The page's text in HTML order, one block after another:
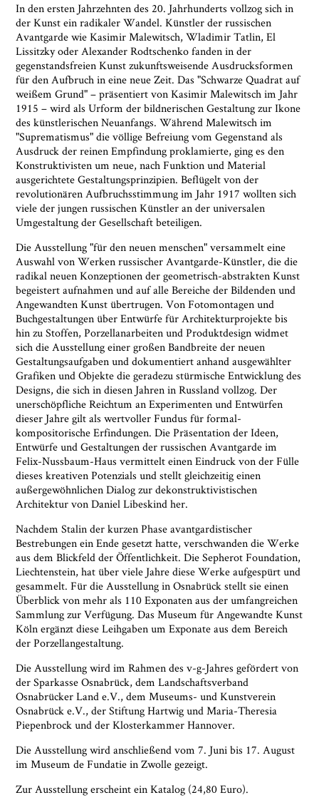
In den ersten Jahrzehnten des 20. Jahrhunderts vollzog sich in
der Kunst ein radikaler Wandel. Künstler der russischen
Avantgarde wie Kasimir Malewitsch, Wladimir Tatlin, El
Lissitzky oder Alexander Rodtschenko fanden in der
gegenstandsfreien Kunst zukunftsweisende Ausdrucksformen
für den Aufbruch in eine neue Zeit. Das "Schwarze Quadrat auf
weißem Grund" – präsentiert von Kasimir Malewitsch im Jahr
1915 – wird als Urform der bildnerischen Gestaltung zur Ikone
des künstlerischen Neuanfangs. Während Malewitsch im
"Suprematismus" die völlige Befreiung vom Gegenstand als
Ausdruck der reinen Empfindung proklamierte, ging es den
Konstruktivisten um neue, nach Funktion und Material
ausgerichtete Gestaltungsprinzipien. Beflügelt von der
revolutionären Aufbruchsstimmung im Jahr 1917 wollten sich
viele der jungen russischen Künstler an der universalen
Umgestaltung der Gesellschaft beteiligen.
Die Ausstellung "für den neuen menschen" versammelt eine
Auswahl von Werken russischer Avantgarde-Künstler, die die
radikal neuen Konzeptionen der geometrisch-abstrakten Kunst
begeistert aufnahmen und auf alle Bereiche der Bildenden und
Angewandten Kunst übertrugen. Von Fotomontagen und
Buchgestaltungen über Entwürfe für Architekturprojekte bis
hin zu Stoffen, Porzellanarbeiten und Produktdesign widmet
sich die Ausstellung einer großen Bandbreite der neuen
Gestaltungsaufgaben und dokumentiert anhand ausgewählter
Grafiken und Objekte die geradezu stürmische Entwicklung des
Designs, die sich in diesen Jahren in Russland vollzog. Der
unerschöpfliche Reichtum an Experimenten und Entwürfen
dieser Jahre gilt als wertvoller Fundus für formal-
kompositorische Erfindungen. Die Präsentation der Ideen,
Entwürfe und Gestaltungen der russischen Avantgarde im
Felix-Nussbaum-Haus vermittelt einen Eindruck von der Fülle
dieses kreativen Potenzials und stellt gleichzeitig einen
außergewöhnlichen Dialog zur dekonstruktivistischen
Architektur von Daniel Libeskind her.
Nachdem Stalin der kurzen Phase avantgardistischer
Bestrebungen ein Ende gesetzt hatte, verschwanden die Werke
aus dem Blickfeld der Öffentlichkeit. Die Sepherot Foundation,
Liechtenstein, hat über viele Jahre diese Werke aufgespürt und
gesammelt. Für die Ausstellung in Osnabrück stellt sie einen
Überblick von mehr als 110 Exponaten aus der umfangreichen
Sammlung zur Verfügung. Das Museum für Angewandte Kunst
Köln ergänzt diese Leihgaben um Exponate aus dem Bereich
der Porzellangestaltung.
Die Ausstellung wird im Rahmen des v-g-Jahres gefördert von
der Sparkasse Osnabrück, dem Landschaftsverband
Osnabrücker Land e.V., dem Museums- und Kunstverein
Osnabrück e.V., der Stiftung Hartwig und Maria-Theresia
Piepenbrock und der Klosterkammer Hannover.
Die Ausstellung wird anschließend vom 7. Juni bis 17. August
im Museum de Fundatie in Zwolle gezeigt.
Zur Ausstellung erscheint ein Katalog (24,80 Euro).
Ja, ich bin damit einverstanden, dass das
Museumsquartier Osnabrück die oben
angegebenen Informationen speichert, um mir den
Newsletter zusenden zu können. Ich kann diese
Zustimmung jederzeit widerrufen und die
Informationen aus den Systemen des
Museumsquartiers Osnabrück löschen lassen. Es
besteht ein Beschwerderecht bei einer
Aufsichtsbehörde für Datenschutz. Weitere
Informationen siehe:Datenschutz-Seite.*
* notwendige Angaben